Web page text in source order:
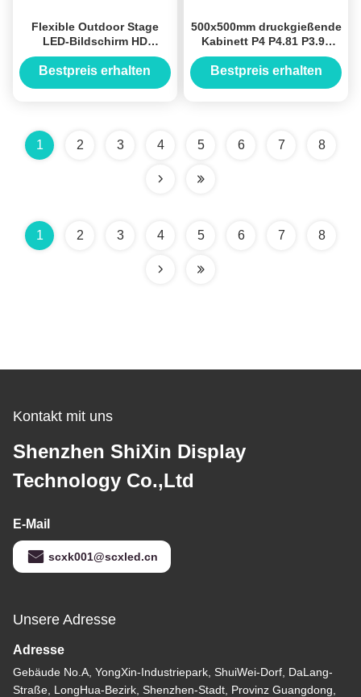
Flexible Outdoor Stage
LED-Bildschirm HD
SMD2727 3 Jahre Garantie
Bestpreis erhalten
500x500mm druckgießende
Kabinett P4 P4.81 P3.91
Miet-LED der Aluminium-
LED Platten-Videowand
Bestpreis erhalten
1 2 3 4 5 6 7 8
1 2 3 4 5 6 7 8
Kontakt mit uns
Shenzhen ShiXin Display
Technology Co.,Ltd
E-Mail
scxk001@scxled.cn
Unsere Adresse
Adresse
Gebäude No.A, YongXin-Industriepark, ShuiWei-Dorf, DaLang-
Straße, LongHua-Bezirk, Shenzhen-Stadt, Provinz Guangdong,